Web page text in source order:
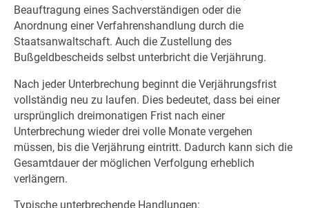
Beauftragung eines Sachverständigen oder die
Anordnung einer Verfahrenshandlung durch die
Staatsanwaltschaft. Auch die Zustellung des
Bußgeldbescheids selbst unterbricht die Verjährung.
Nach jeder Unterbrechung beginnt die Verjährungsfrist
vollständig neu zu laufen. Dies bedeutet, dass bei einer
ursprünglich dreimonatigen Frist nach einer
Unterbrechung wieder drei volle Monate vergehen
müssen, bis die Verjährung eintritt. Dadurch kann sich die
Gesamtdauer der möglichen Verfolgung erheblich
verlängern.
Typische unterbrechende Handlungen: